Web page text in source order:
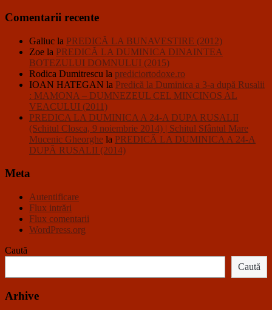
Comentarii recente
Galiuc la PREDICĂ LA BUNAVESTIRE (2012)
Zoe la PREDICĂ LA DUMINICA DINAINTEA
BOTEZULUI DOMNULUI (2015)
Rodica Dumitrescu la prediciortodoxe.ro
IOAN HATEGAN la Predică la Duminica a 3-a după Rusalii
: MAMONA – DUMNEZEUL CEL MINCINOS AL
VEACULUI (2011)
PREDICA LA DUMINICA A 24-A DUPA RUSALII
(Schitul Closca, 9 noiembrie 2014) | Schitul Sfântul Mare
Mucenic Gheorghe la PREDICĂ LA DUMINICA A 24-A
DUPĂ RUSALII (2014)
Meta
Autentificare
Flux intrări
Flux comentarii
WordPress.org
Caută
Caută
Arhive